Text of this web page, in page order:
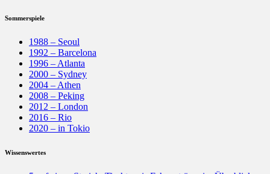
Sommerspiele
1988 – Seoul
1992 – Barcelona
1996 – Atlanta
2000 – Sydney
2004 – Athen
2008 – Peking
2012 – London
2016 – Rio
2020 – in Tokio
Wissenswertes